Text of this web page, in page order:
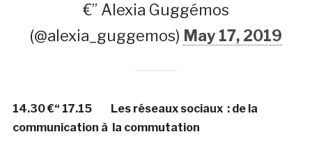
€” Alexia Guggémos
(@alexia_guggemos) May 17, 2019
14.30 €“ 17.15 Les réseaux sociaux : de la
communication à la commutation